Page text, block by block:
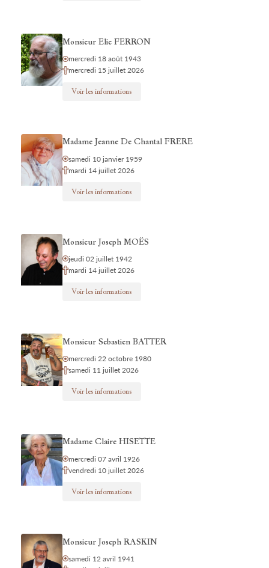
Monsieur Elie FERRON
mercredi 18 août 1943
mercredi 15 juillet 2026
Voir les informations
Madame Jeanne De Chantal FRERE
samedi 10 janvier 1959
mardi 14 juillet 2026
Voir les informations
Monsieur Joseph MOËS
jeudi 02 juillet 1942
mardi 14 juillet 2026
Voir les informations
Monsieur Sebastien BATTER
mercredi 22 octobre 1980
samedi 11 juillet 2026
Voir les informations
Madame Claire HISETTE
mercredi 07 avril 1926
vendredi 10 juillet 2026
Voir les informations
Monsieur Joseph RASKIN
samedi 12 avril 1941